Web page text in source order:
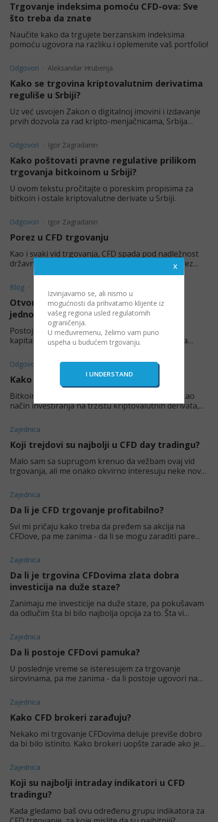
Trgovanje indeksima pomoću CFD-ova: Sve
što treba da znate
Naučite kako da trgujete berzanskim indeksima
pomoću ugovora na razliku i oplemenite vaš portfolio!
Odgovori Aleksandar Hrubenja
Kako se trgovina kriptovalutnim derivatima
reguliše u Srbiji?
Uz već usvojen Zakon o digitalnoj imovini i izdavanje
prvih dozvola za rad kripto-menjačnicama, Srbija
Odgovori Igor Zagradanin
Kako poštovati pravne regulative prilikom
trgovanja bitkoinom u Srbiji?
U ovom tekstu pročitajte o poreskim propisima za
bitkoin i ostale kriptovalutne derivate u Srbiji.
Odgovori Igor Zagradanin
Porez u CFD trgovanju
Kao i svaki vid trgovanja, CFD spada pod nadležnost
državnih poreskih službi. Samim tim, postoji porez
kod ovakvog trgovanja koji mora da se plati.
Blog
Otvorite CFD nalog danas u ova tri
jednostavna koraka
Postoje hiljade CFD tržišta gde možete steći nov
kapital. Ali za početak, treba da otvorite račun za
trgovanje kod pouzdanog brokera.
Odgovori Igor Zagradanin
Kako možete kupiti bitkoin u Srbiji?
Bitkoin CFD-ovi postaju sve popularniji u Srbiji kao
način investiranja na tržištu kriptovalutnih derivata,
Zajednica
Koji trejdovi su najbolji u CFD day tradingu?
Malo sam sa suprugom krenuo da vežbam ovaj vid
trgovanja, ali me onako okvirno interesuju neke nove
Zajednica
Da li je CFD trgovanje profitabilno?
Svi mi pričaju kako treba da pređem sa akcija na
CFDove, pa me zanima - da li se mogu zaraditi pare
Zajednica
Da li je trgovina CFDovima zlata dobra
investicija na duže staze?
Zanimaju me investicije na duže staze, pa pokušavam
da odlučim šta bi bilo najbolja opcija za to. Šta vi
odluka za tako nešto?
Zajednica
Da li postoje CFDovi pamuka?
U poslednje vreme se isteresujem za trgovanje
sirovinama, pa me zanima - da li postoje ugovori na
Zajednica
Kako CFD brokeri zarađuju?
Nekako mi trgovanje CFDovima deluje previše dobro
da bi bilo istinito. Kako brokeri uopšte zarade ako je
Zajednica
Koji su najbolji intraday indikatori u CFD
tradingu?
Kada gledamo baš ovu određenu grupu indikatora za
Izvinjavamo se, ali nismo u
mogućnosti da prihvatamo klijente iz
vašeg regiona usled regulatornih
ograničenja.
U međuvremenu, želimo vam puno
uspeha u budućem trgovanju.